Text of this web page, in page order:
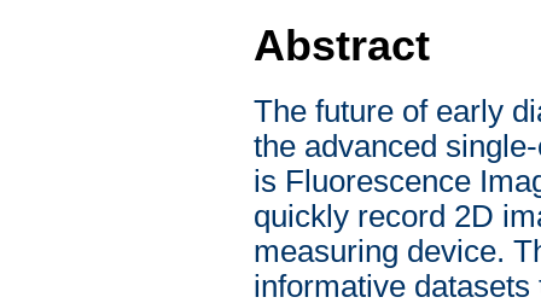
Abstract
The future of early
the advanced
is Fluorescence
quickly record 2D
measuring device.
informative